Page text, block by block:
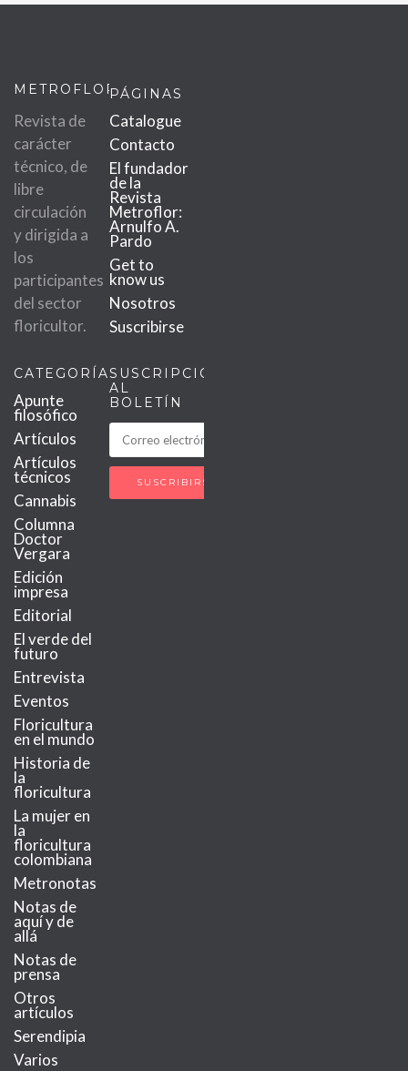
METROFLOR
Revista de
carácter
técnico, de
libre
circulación
y dirigida a
los
participantes
del sector
floricultor.
PÁGINAS
Catalogue
Contacto
El fundador
de la
Revista
Metroflor:
Arnulfo A.
Pardo
Get to
know us
Nosotros
Suscribirse
CATEGORÍAS
Apunte
filosófico
Artículos
Artículos
técnicos
Cannabis
Columna
Doctor
Vergara
Edición
impresa
Editorial
El verde del
futuro
Entrevista
Eventos
Floricultura
en el mundo
Historia de
la
floricultura
La mujer en
la
floricultura
colombiana
Metronotas
Notas de
aquí y de
allá
Notas de
prensa
Otros
artículos
Serendipia
Varios
SUSCRIPCIÓN
AL
BOLETÍN